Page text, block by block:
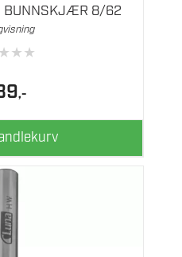
BUNNSKJÆR 8/62
★★★
,-